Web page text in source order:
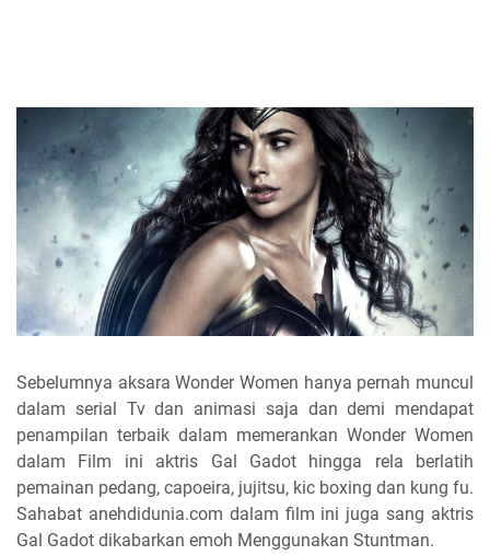
Sebelumnya aksara Wonder Women hanya pernah muncul
dalam serial Tv dan animasi saja dan demi mendapat
penampilan terbaik dalam memerankan Wonder Women
dalam Film ini aktris Gal Gadot hingga rela berlatih
pemainan pedang, capoeira, jujitsu, kic boxing dan kung fu.
Sahabat anehdidunia.com dalam film ini juga sang aktris
Gal Gadot dikabarkan emoh Menggunakan Stuntman.